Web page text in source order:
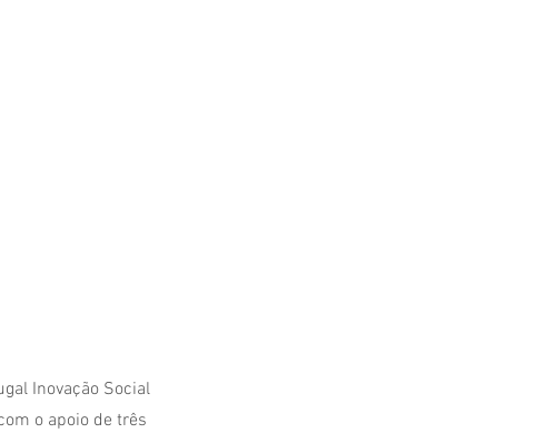
Inovação Social
o apoio de três